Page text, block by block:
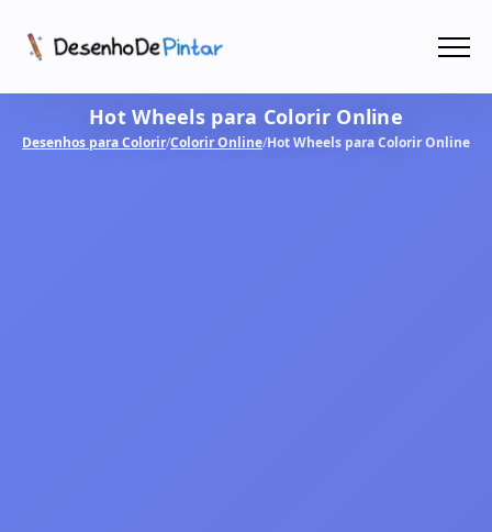
Coletâneas de Desenhos - PDF
Hot Wheels para Colorir Online
Desenhos para Colorir/Colorir Online/Hot Wheels para Colorir Online